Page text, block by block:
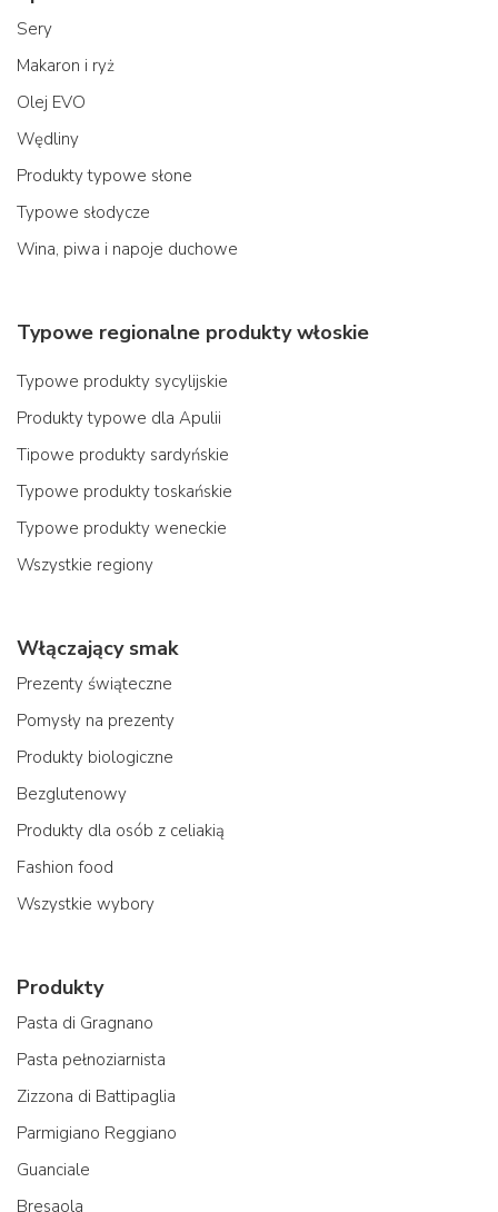
Sery
Makaron i ryż
Olej EVO
Wędliny
Produkty typowe słone
Typowe słodycze
Wina, piwa i napoje duchowe
Typowe regionalne produkty włoskie
Typowe produkty sycylijskie
Produkty typowe dla Apulii
Tipowe produkty sardyńskie
Typowe produkty toskańskie
Typowe produkty weneckie
Wszystkie regiony
Włączający smak
Prezenty świąteczne
Pomysły na prezenty
Produkty biologiczne
Bezglutenowy
Produkty dla osób z celiakią
Fashion food
Wszystkie wybory
Produkty
Pasta di Gragnano
Pasta pełnoziarnista
Zizzona di Battipaglia
Parmigiano Reggiano
Guanciale
Bresaola